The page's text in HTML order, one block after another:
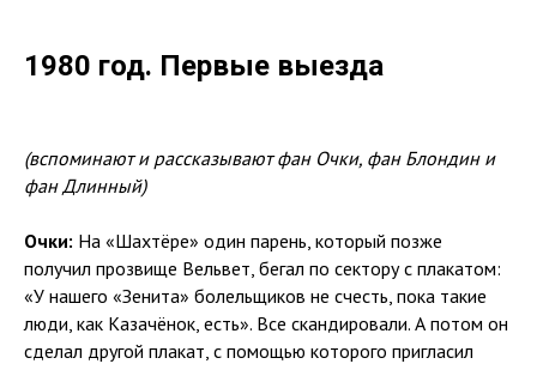
1980 год. Первые выезда
(вспоминают и рассказывают фан Очки, фан Блондин и
фан Длинный)
Очки: На «Шахтёре» один парень, который позже
получил прозвище Вельвет, бегал по сектору с плакатом:
«У нашего «Зенита» болельщиков не счесть, пока такие
люди, как Казачёнок, есть». Все скандировали. А потом он
сделал другой плакат, с помощью которого пригласил